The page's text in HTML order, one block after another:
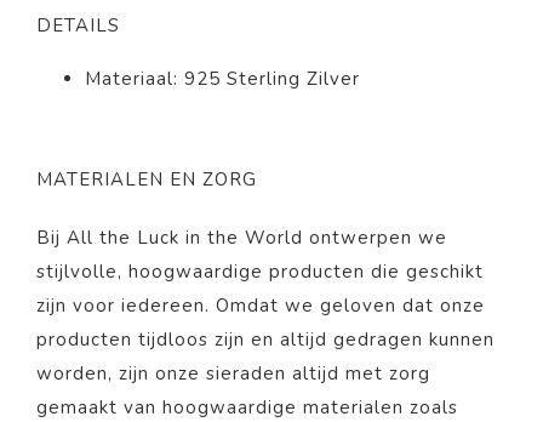
DETAILS
Materiaal: 925 Sterling Zilver
MATERIALEN EN ZORG
Bij All the Luck in the World ontwerpen we
stijlvolle, hoogwaardige producten die geschikt
zijn voor iedereen. Omdat we geloven dat onze
producten tijdloos zijn en altijd gedragen kunnen
worden, zijn onze sieraden altijd met zorg
gemaakt van hoogwaardige materialen zoals